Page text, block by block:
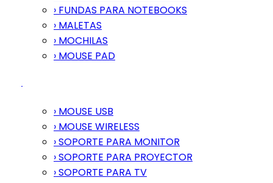
› FUNDAS PARA NOTEBOOKS
› MALETAS
› MOCHILAS
› MOUSE PAD
› MOUSE USB
› MOUSE WIRELESS
› SOPORTE PARA MONITOR
› SOPORTE PARA PROYECTOR
› SOPORTE PARA TV